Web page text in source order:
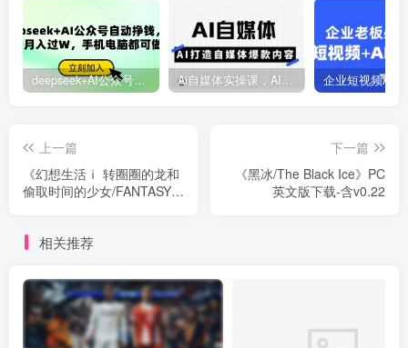
deepseek+AI公众号自动挣钱，轻松月入过W，手机电脑都可做 Ai自媒体实操课，AI打造自媒体爆款内容
上一篇
《幻想生活ｉ 转圈圈的龙和
偷取时间的少女/FANTASY
v2.0.1
下一篇
《黑冰/The Black Ice》PC
英文版下载-含v0.22
相关推荐